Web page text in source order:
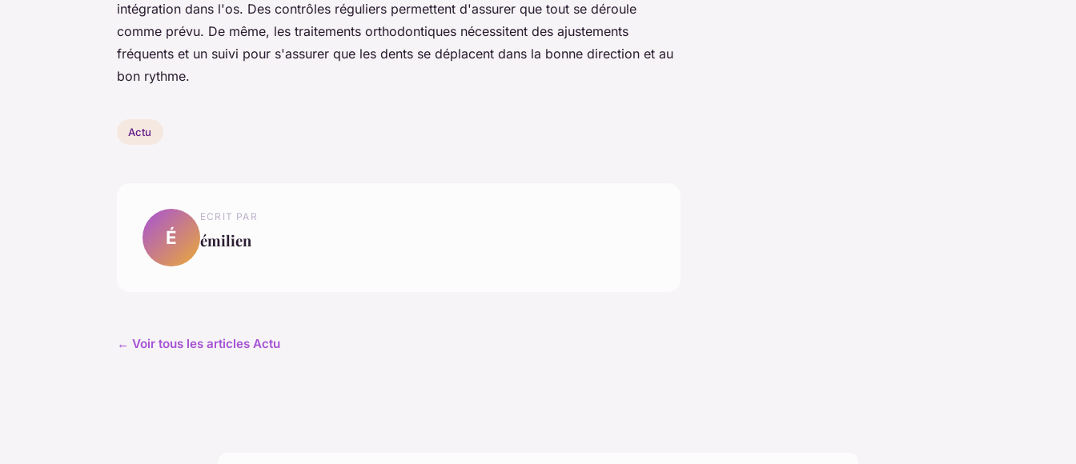
intégration dans l'os. Des contrôles réguliers permettent d'assurer que tout se déroule
comme prévu. De même, les traitements orthodontiques nécessitent des ajustements
fréquents et un suivi pour s'assurer que les dents se déplacent dans la bonne direction et au
bon rythme.
Actu
É
ECRIT PAR
émilien
← Voir tous les articles Actu